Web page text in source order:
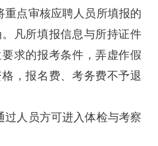
重点审核应聘人员所填报的
凡所填报信息与所持证件
求的报考条件，弄虚作假
，报名费、考务费不予退
过人员方可进入体检与考察